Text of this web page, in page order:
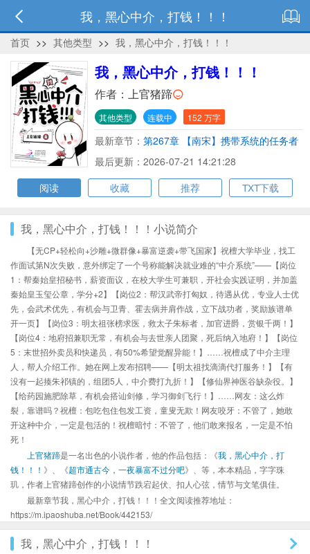
我，黑心中介，打钱！！！
首页 >> 其他类型 >> 我，黑心中介，打钱！！！
我，黑心中介，打钱！！！
作者： 上官猪蹄
其他类型 连载中 152 万字
最新章节： 第267章 【南宋】携带系统的任务者
邢氏，自掀老底
最后更新：2026-07-21 14:21:28
阅读
收藏 推荐 TXT下载
我，黑心中介，打钱！！！小说简介
【无CP+轻松向+沙雕+微群像+暴富逆袭+带飞国家】祝檀大学毕业，找工
作面试第N次失败，意外绑定了一个号称能解决就业难的“中介系统”——【岗位
1：帮秦始皇招秘书，薪资面议，在校大学生可兼职，开社会实践证明，并加盖
秦始皇玉玺公章，学分+2】【岗位2：帮汉武帝打匈奴，待遇从优，专业人士优
先，会武术优先，有机会与卫青、霍去病并肩作战，立下战功者，奖励族谱单
开一页】【岗位3：明太祖张榜求医，救太子朱标者，加官进爵，赏银千两！】
【岗位4：地府招兼职无常，有机会与去世亲人团聚，死后纳入地府！】【岗位
5：末世招外卖员和快递员，有50%希望觉醒异能！】……祝檀成了中介主理
人，帮人介绍工作。她在网上发布招聘——【明太祖找滴滴代打服务！】【有
没有一起揍朱祁镇的，组团5人，中介费打九折！】【修仙界神医谷缺杂役。】
【给药园施肥除草，有机会搭讪剑修，学习御剑飞行！】……网友：这么炸
裂，靠谱吗？祝檀：包吃包住包发工资，童叟无欺！网友咬牙：不管了，她敢
开这种中介，一定是包活的！祝檀暗忖：不管了，他们敢来报名，一定是不怕
死！
上官猪蹄是一名出色的小说作者，他的作品包括：《我，黑心中介，打
钱！！！ 》、《超市通古今，一夜暴富不过分吧》、等，本本精品，字字珠
玑，作者上官猪蹄创作的小说情节跌宕起伏、扣人心弦，情节与文笔俱佳。
最新章节我，黑心中介，打钱！！！全文阅读推荐地址：
https://m.ipaoshuba.net/Book/442153/
我，黑心中介，打钱！！！